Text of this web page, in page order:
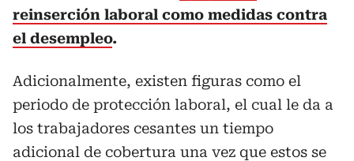
reinserción laboral como medidas contra
el desempleo.
Adicionalmente, existen figuras como el
periodo de protección laboral, el cual le da a
los trabajadores cesantes un tiempo
adicional de cobertura una vez que estos se